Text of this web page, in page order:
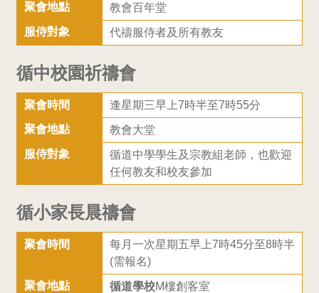
龍
堂
聚會地點
教會百年堂
服侍對象
代禱服侍者及所有教友
循中校園祈禱會
聚會時間
逢星期三早上7時半至7時55分
聚會地點
教會大堂
服侍對象
循道中學學生及宗教組老師，也歡迎
任何教友和校友參加
循小家長晨禱會
聚會時間
每月一次星期五早上7時45分至8時半
(需報名)
聚會地點
循道學校M樓創客室